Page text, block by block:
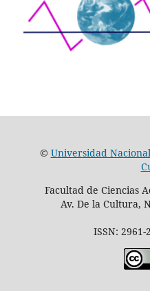
© Universidad
Facultad de Ciencias
Av. De la Cultura,
ISSN: